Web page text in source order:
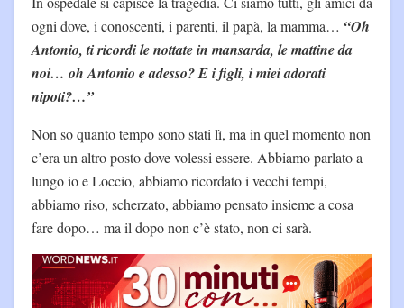
ogni dove, i conoscenti, i parenti, il papà, la mamma… “Oh
Antonio, ti ricordi le nottate in mansarda, le mattine da
noi… oh Antonio e adesso? E i figli, i miei adorati
nipoti?…”
Non so quanto tempo sono stati lì, ma in quel momento non
c’era un altro posto dove volessi essere. Abbiamo parlato a
lungo io e Loccio, abbiamo ricordato i vecchi tempi,
abbiamo riso, scherzato, abbiamo pensato insieme a cosa
fare dopo… ma il dopo non c’è stato, non ci sarà.